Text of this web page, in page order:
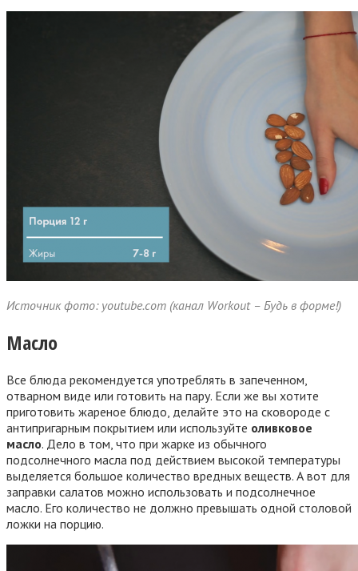
Источник фото: youtube.com (канал Workout – Будь в форме!)
Масло
Все блюда рекомендуется употреблять в запеченном,
отварном виде или готовить на пару. Если же вы хотите
приготовить жареное блюдо, делайте это на сковороде с
антипригарным покрытием или используйте оливковое
масло. Дело в том, что при жарке из обычного
подсолнечного масла под действием высокой температуры
выделяется большое количество вредных веществ. А вот для
заправки салатов можно использовать и подсолнечное
масло. Его количество не должно превышать одной столовой
ложки на порцию.